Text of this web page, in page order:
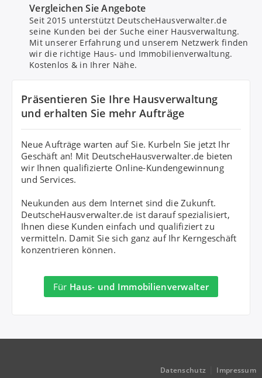
Nachricht senden
Mit Absenden stimmen Sie dem
Vergleichen Sie Angebote
Seit 2015 unterstützt DeutscheHausverwalter.de
seine Kunden bei der Suche einer Hausverwaltung.
Mit unserer Erfahrung und unserem Netzwerk finden
wir die richtige Haus- und Immobilienverwaltung.
Kostenlos & in Ihrer Nähe.
Präsentieren Sie Ihre Hausverwaltung
und erhalten Sie mehr Aufträge
Neue Aufträge warten auf Sie. Kurbeln Sie jetzt Ihr
Geschäft an! Mit DeutscheHausverwalter.de bieten
wir Ihnen qualifizierte Online-Kundengewinnung
und Services.
Neukunden aus dem Internet sind die Zukunft.
DeutscheHausverwalter.de ist darauf spezialisiert,
Ihnen diese Kunden einfach und qualifiziert zu
vermitteln. Damit Sie sich ganz auf Ihr Kerngeschäft
konzentrieren können.
Für Haus- und Immobilienverwalter
Datenschutz Impressum